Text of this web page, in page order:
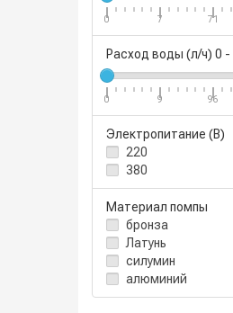
0 7 71
Расход воды (л/ч) 0 -
0 9 96
Электропитание (В)
220
380
Материал помпы
бронза
Латунь
силумин
алюминий